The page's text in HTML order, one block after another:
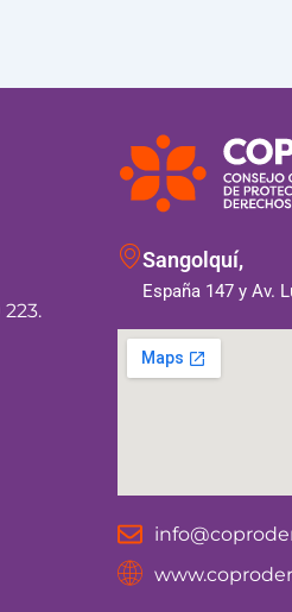
Sangolquí,
España 147 y Av.